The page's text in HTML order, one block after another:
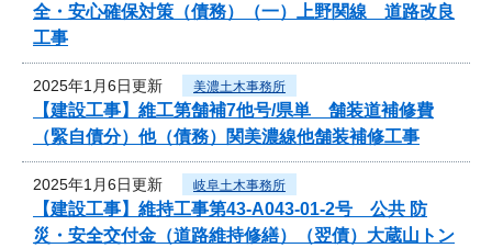
全・安心確保対策（債務）（一）上野関線 道路改良
工事
2025年1月6日更新 美濃土木事務所
【建設工事】維工第舗補7他号/県単 舗装道補修費
（緊自債分）他（債務）関美濃線他舗装補修工事
2025年1月6日更新 岐阜土木事務所
【建設工事】維持工事第43-A043-01-2号 公共 防
災・安全交付金（道路維持修繕）（翌債）大蔵山トン